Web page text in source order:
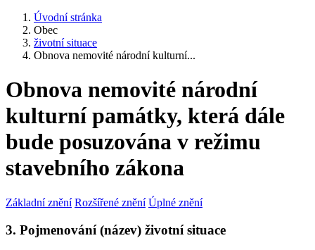
Úvodní stránka
Obec
životní situace
Obnova nemovité národní kulturní...
Obnova nemovité národní
kulturní památky, která dále
bude posuzována v režimu
stavebního zákona
Základní znění Rozšířené znění Úplné znění
3. Pojmenování (název) životní situace